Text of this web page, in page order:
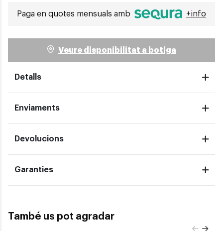
Paga en quotes mensuals amb +info
Veure disponibilitat a botiga
Detalls
Enviaments
Devolucions
Garanties
També us pot agradar